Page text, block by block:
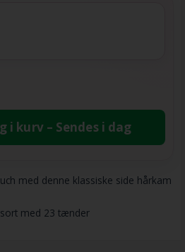
i kurv – Sendes i dag
med denne klassiske side hårkam
med 23 tænder